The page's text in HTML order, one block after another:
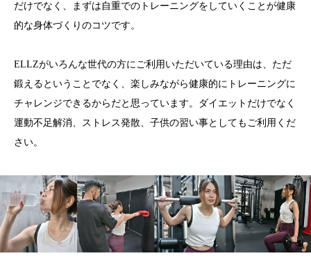
だけでなく、まずは自重でのトレーニングをしていくことが健康
的な身体づくりのコツです。
ELLZがいろんな世代の方にご利用いただいている理由は、ただ
鍛えるということでなく、楽しみながら健康的にトレーニングに
チャレンジできるからだと思っています。ダイエットだけでなく
運動不足解消、ストレス発散、子供の習い事としてもご利用くだ
さい。